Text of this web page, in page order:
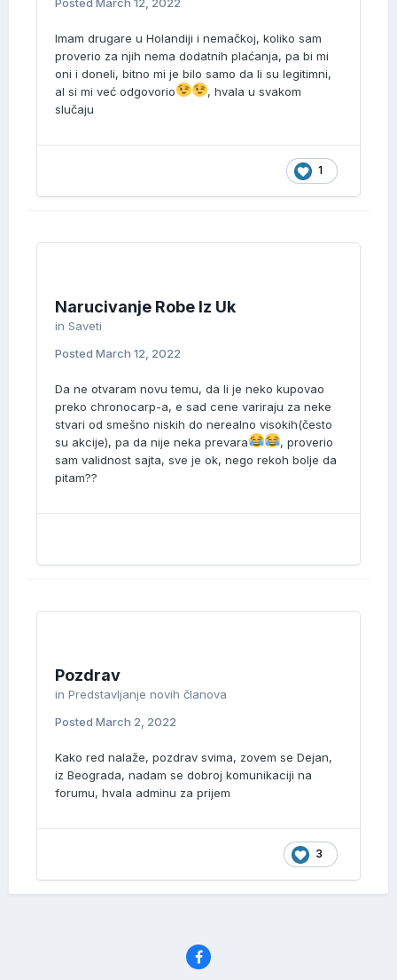
Imam drugare u Holandiji i nemačkoj, koliko sam
proverio za njih nema dodatnih plaćanja, pa bi mi
oni i doneli, bitno mi je bilo samo da li su legitimni,
al si mi već odgovorio
, hvala u svakom
slučaju
1
Narucivanje Robe Iz Uk
in Saveti
Posted March 12, 2022
Da ne otvaram novu temu, da li je neko kupovao
preko chronocarp-a, e sad cene variraju za neke
stvari od smešno niskih do nerealno visokih(često
su akcije), pa da nije neka prevara
, proverio
sam validnost sajta, sve je ok, nego rekoh bolje da
pitam??
Pozdrav
in Predstavljanje novih članova
Posted March 2, 2022
Kako red nalaže, pozdrav svima, zovem se Dejan,
iz Beograda, nadam se dobroj komunikaciji na
forumu, hvala adminu za prijem
3